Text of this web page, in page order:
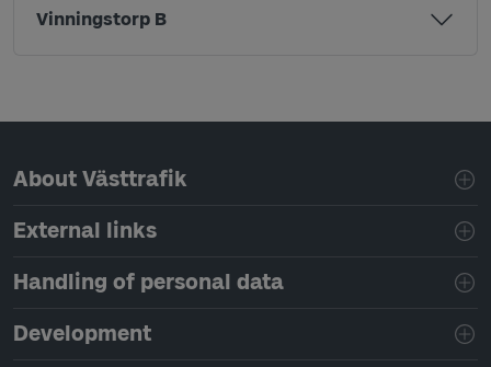
Vinningstorp B
Page footer navigation
About Västtrafik
External links
Handling of personal data
Development